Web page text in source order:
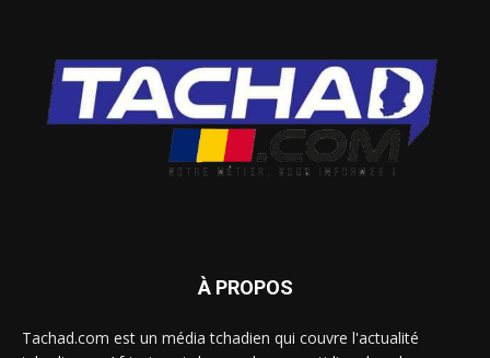
À PROPOS
Tachad.com est un média tchadien qui couvre l'actualité